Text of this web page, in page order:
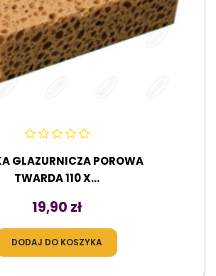
GLAZURNICZA POROWA
TWARDA 110 X...
Cena
19,90 zł
DODAJ DO KOSZYKA